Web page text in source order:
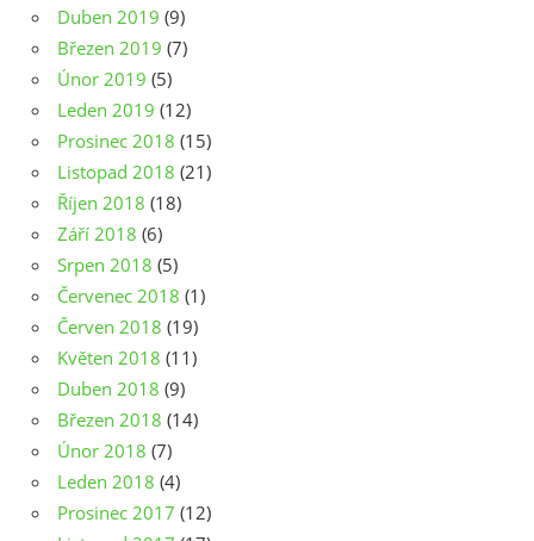
Duben 2019 (9)
Březen 2019 (7)
Únor 2019 (5)
Leden 2019 (12)
Prosinec 2018 (15)
Listopad 2018 (21)
Říjen 2018 (18)
Září 2018 (6)
Srpen 2018 (5)
Červenec 2018 (1)
Červen 2018 (19)
Květen 2018 (11)
Duben 2018 (9)
Březen 2018 (14)
Únor 2018 (7)
Leden 2018 (4)
Prosinec 2017 (12)